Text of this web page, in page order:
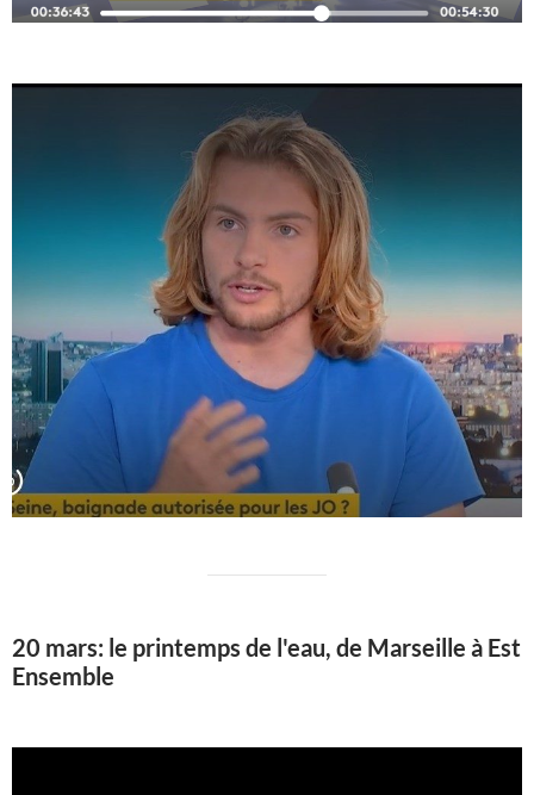
20 mars: le printemps de l'eau, de Marseille à Est
Ensemble